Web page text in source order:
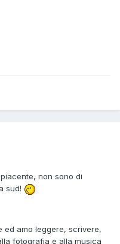
non sono di
sud!
ed amo leggere, scrivere,
fotografia e alla musica